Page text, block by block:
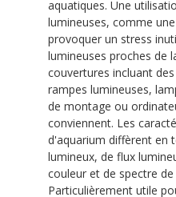
aquatiques. Une
lumineuses, comme
provoquer un stress
lumineuses proches de
couvertures incluant
rampes lumineuses,
de montage ou
conviennent. Les
d'aquarium diffèrent en
lumineux, de flux
couleur et de spectre de
Particulièrement utile